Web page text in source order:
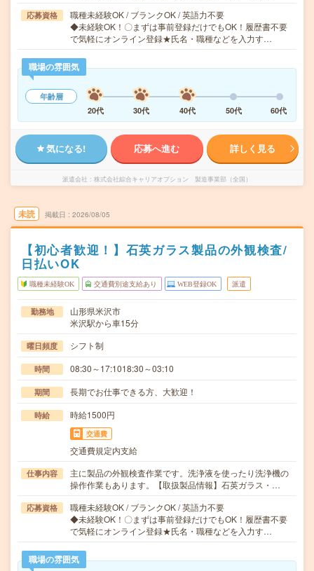
応募資格
職種未経験OK / ブランクOK / 英語力不要
◆未経験OK！〇まずは事前登録だけでもOK！履歴書不要
で気軽にオンライン登録★氏名・職種などを入力す…
職場の雰囲気
年齢層
20代
30代 40代 50代 60代
気になる! 応募へ進む 詳しく見る
派遣会社 株式会社綜合キャリアオプション 製造事業部（全国）
未読 掲載日 2026/08/05
【初心者歓迎！】石英ガラス製品の外観検査/
日払いOK
職種未経験OK 交通費別途支給あり WEB登録OK 派遣
勤務地
山形県米沢市
米沢駅から車15分
曜日頻度 シフト制
時間 08:30～17:1018:30～03:10
期間 長期でお仕事できる方、大歓迎！
時給 時給1500円
交通費
交通費規定内支給
仕事内容
主に製品の外観検査作業です。洗浄液を使ったり洗浄機の
操作作業もあります。【取扱製品情報】石英ガラス・…
応募資格
職種未経験OK / ブランクOK / 英語力不要
◆未経験OK！〇まずは事前登録だけでもOK！履歴書不要
で気軽にオンライン登録★氏名・職種などを入力す…
職場の雰囲気